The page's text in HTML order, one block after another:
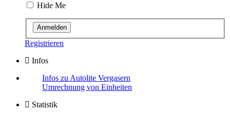
Hide Me
Registrieren
Infos
Infos zu Autolite Vergasern
Umrechnung von Einheiten
Statistik